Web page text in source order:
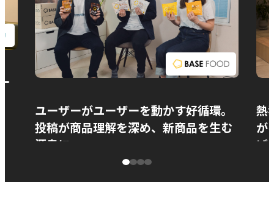
ユーザーがユーザーを動かす好循環。
投稿が商品理解を深め、新商品を生む
源泉に
熱
が
ぱ